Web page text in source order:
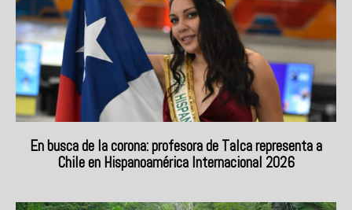
En busca de la corona: profesora de Talca representa a
Chile en Hispanoamérica Internacional 2026